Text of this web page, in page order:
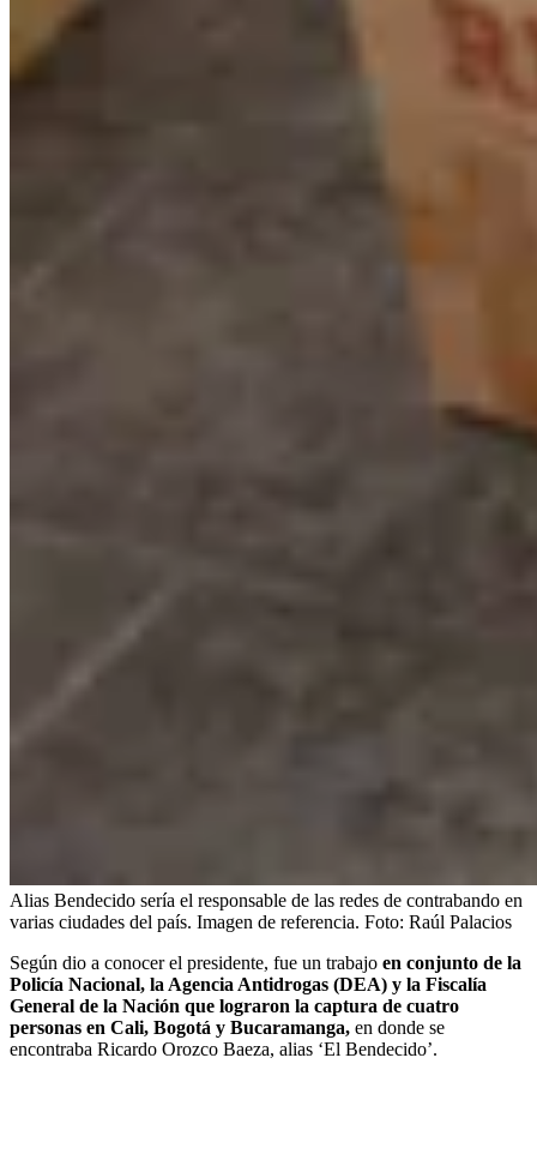
Alias Bendecido sería el responsable de las redes de contrabando en
varias ciudades del país. Imagen de referencia. Foto: Raúl Palacios
Según dio a conocer el presidente, fue un trabajo en conjunto de la
Policía Nacional, la Agencia Antidrogas (DEA) y la Fiscalía
General de la Nación que lograron la captura de cuatro
personas en Cali, Bogotá y Bucaramanga, en donde se
encontraba Ricardo Orozco Baeza, alias ‘El Bendecido’.